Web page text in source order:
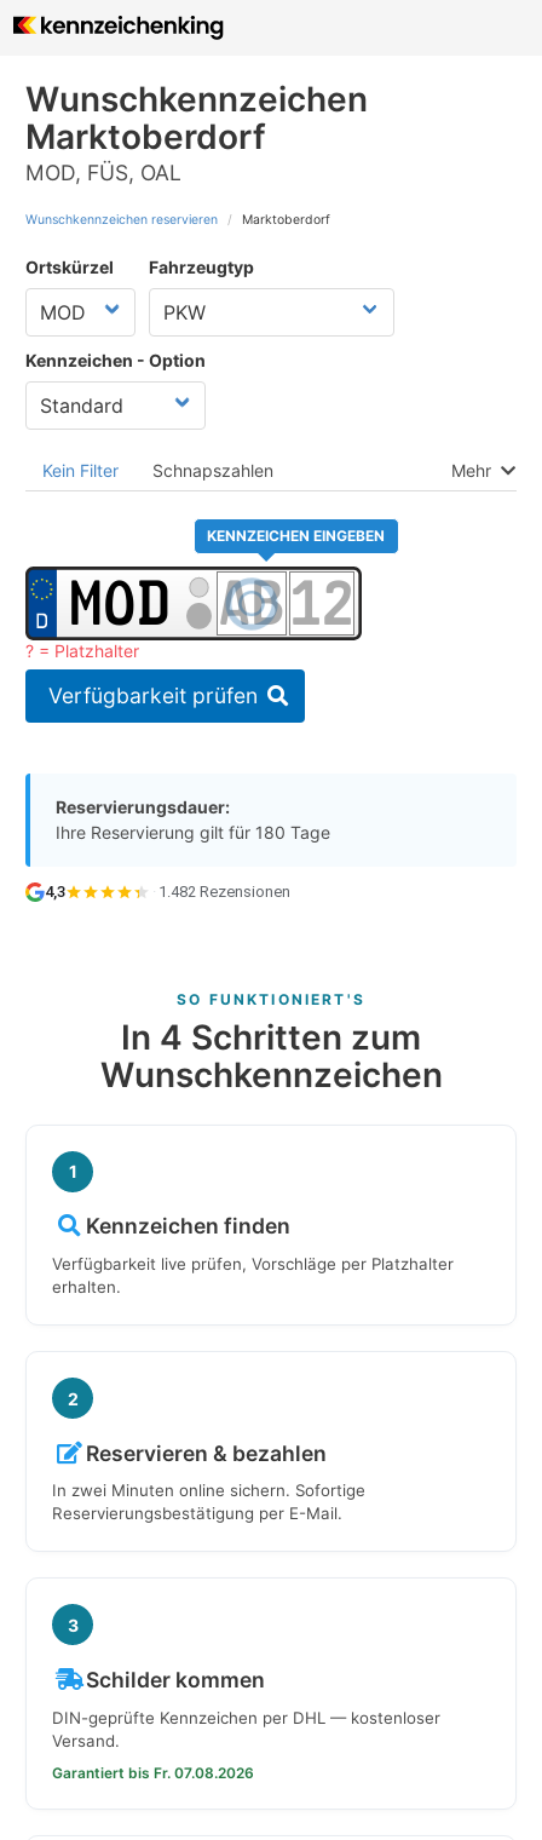
Wunschkennzeichen
Marktoberdorf
MOD, FÜS, OAL
Wunschkennzeichen reservieren Marktoberdorf
Ortskürzel Fahrzeugtyp
Kennzeichen - Option
Kein Filter Schnapszahlen Mehr
KENNZEICHEN EINGEBEN
? = Platzhalter
Verfügbarkeit prüfen
Reservierungsdauer:
Ihre Reservierung gilt für 180 Tage
4,3 · 1.482 Rezensionen
SO FUNKTIONIERT'S
In 4 Schritten zum
Wunschkennzeichen
1
Kennzeichen finden
Verfügbarkeit live prüfen, Vorschläge per Platzhalter
erhalten.
2
Reservieren & bezahlen
In zwei Minuten online sichern. Sofortige
Reservierungsbestätigung per E-Mail.
3
Schilder kommen
DIN-geprüfte Kennzeichen per DHL — kostenloser
Versand.
Garantiert bis Fr. 07.08.2026